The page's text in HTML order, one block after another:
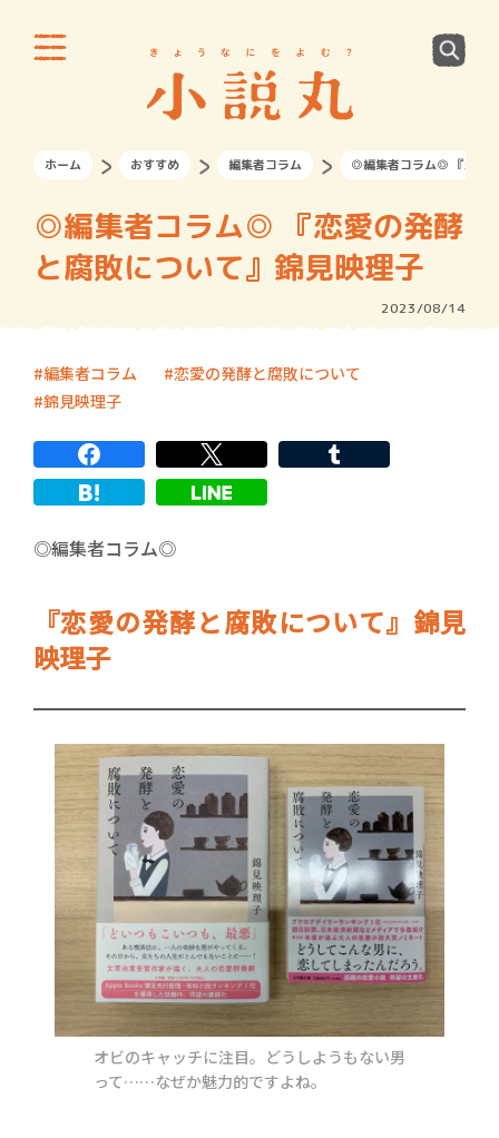
ホーム おすすめ 編集者コラム ◎編集者コラム◎ 『恋愛
◎編集者コラム◎ 『恋愛の発酵
と腐敗について』錦見映理子
2023/08/14
編集者コラム
恋愛の発酵と腐敗について
錦見映理子
◎編集者コラム◎
『恋愛の発酵と腐敗について』錦見
映理子
オビのキャッチに注目。どうしようもない男
って……なぜか魅力的ですよね。